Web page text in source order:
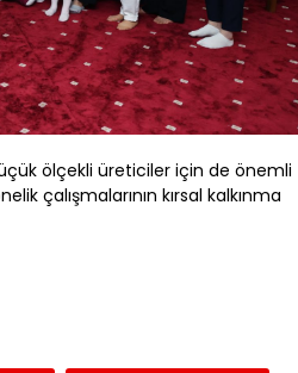
ölçekli üreticiler için de önemli
çalışmalarının kırsal kalkınma